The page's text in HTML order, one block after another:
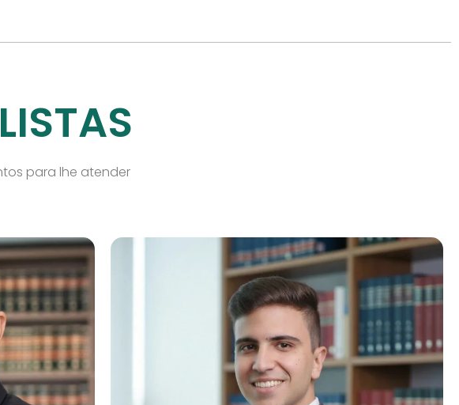
para lhe atender